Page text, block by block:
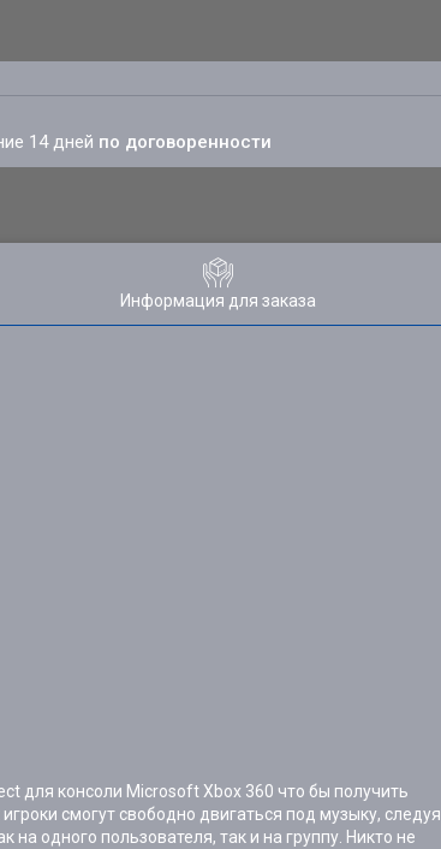
14 дней по договоренности
Информация для заказа
для консоли Microsoft Xbox 360 что бы получить
смогут свободно двигаться под музыку, следуя
одного пользователя, так и на группу. Никто не